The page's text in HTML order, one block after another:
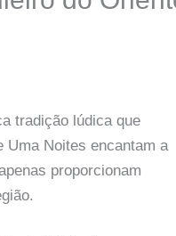
tradição lúdica que
Uma Noites encantam a
proporcionam